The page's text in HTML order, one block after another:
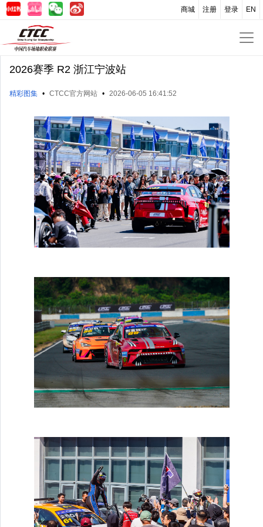
EN
登录
注册
商城
2026赛季 R2 浙江宁波站
精彩图集 • CTCC官方网站 • 2026-06-05 16:41:52